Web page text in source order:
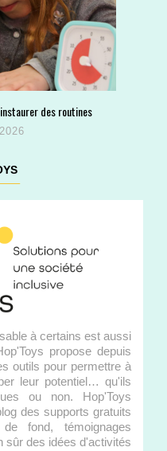
des routines
à certains est aussi
propose depuis
outils pour permettre à
leur potentiel… qu'ils
ou non. Hop'Toys
des supports gratuits
fond, témoignages
sûr des idées d'activités